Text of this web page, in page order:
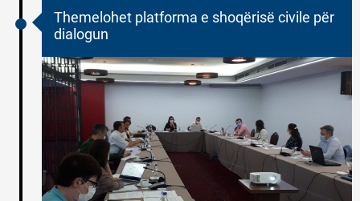
Themelohet platforma e shoqërisë civile për
dialogun